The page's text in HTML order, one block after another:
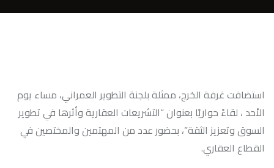
استضافت غرفة الخرج، ممثلة بلجنة التطوير العمراني، مساء يوم
الأحد ، لقاءً حواريًا بعنوان “التشريعات العقارية وأثرها في تطوير
السوق وتعزيز الثقة”، بحضور عدد من المهتمين والمختصين في
القطاع العقاري.